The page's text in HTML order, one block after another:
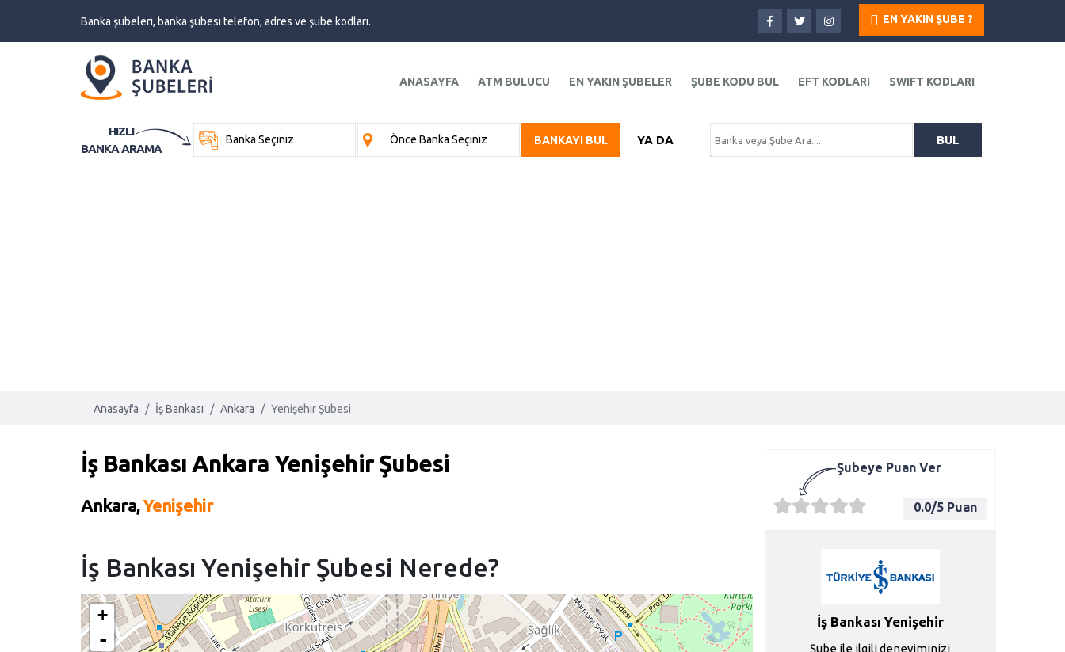
Banka şubeleri, banka şubesi telefon, adres ve şube kodları. EN YAKIN ŞUBE ?
ANASAYFA ATM BULUCU EN YAKIN ŞUBELER ŞUBE KODU BUL EFT KODLARI SWIFT KODLARI
HIZLI
BANKA ARAMA
YA DA
Anasayfa İş Bankası Ankara Yenişehir Şubesi
İş Bankası Ankara Yenişehir Şubesi
Ankara,Yenişehir
İş Bankası Yenişehir Şubesi Nerede?
+
-
Şubeye Puan Ver
0.0/5 Puan
İş Bankası Yenişehir
Şube ile ilgili deneyiminizi